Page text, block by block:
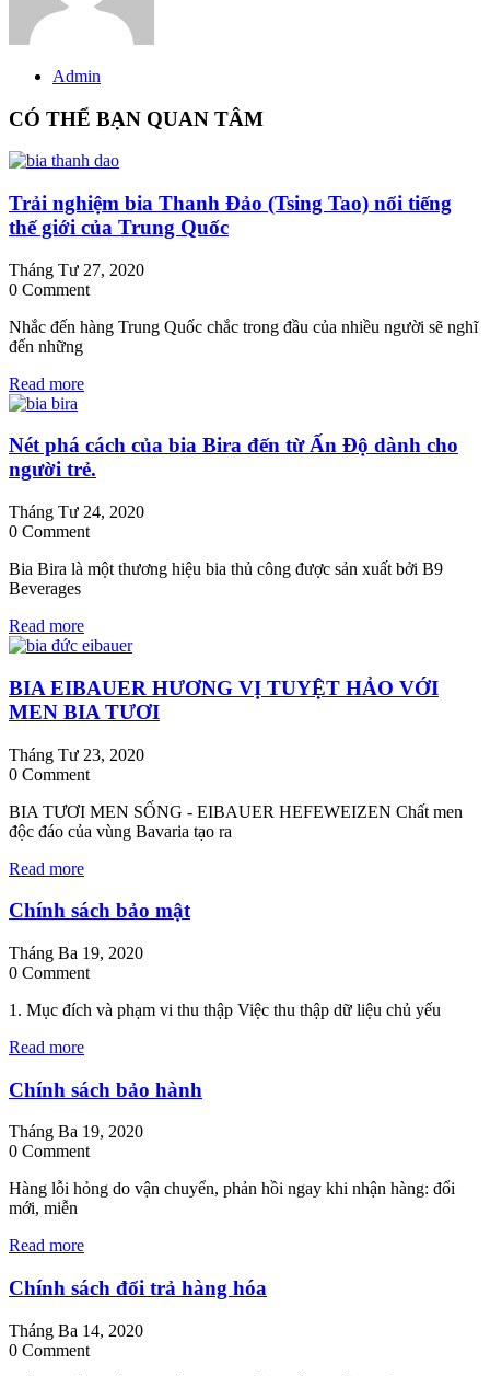
Admin
CÓ THỂ BẠN QUAN TÂM
Trải nghiệm bia Thanh Đảo (Tsing Tao) nổi tiếng
thế giới của Trung Quốc
Tháng Tư 27, 2020
0 Comment
Nhắc đến hàng Trung Quốc chắc trong đầu của nhiều người sẽ nghĩ
đến những
Read more
Nét phá cách của bia Bira đến từ Ấn Độ dành cho
người trẻ.
Tháng Tư 24, 2020
0 Comment
Bia Bira là một thương hiệu bia thủ công được sản xuất bởi B9
Beverages
Read more
BIA EIBAUER HƯƠNG VỊ TUYỆT HẢO VỚI
MEN BIA TƯƠI
Tháng Tư 23, 2020
0 Comment
BIA TƯƠI MEN SỐNG - EIBAUER HEFEWEIZEN Chất men
độc đáo của vùng Bavaria tạo ra
Read more
Chính sách bảo mật
Tháng Ba 19, 2020
0 Comment
1. Mục đích và phạm vi thu thập Việc thu thập dữ liệu chủ yếu
Read more
Chính sách bảo hành
Tháng Ba 19, 2020
0 Comment
Hàng lỗi hỏng do vận chuyển, phản hồi ngay khi nhận hàng: đổi
mới, miễn
Read more
Chính sách đổi trả hàng hóa
Tháng Ba 14, 2020
0 Comment